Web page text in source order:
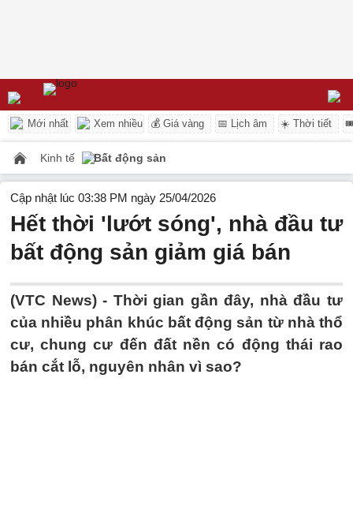
Mới nhất Xem nhiều 💰 Giá vàng 📅 Lịch âm ☀️ Thời tiết
Kinh tế Bất động sản
Cập nhật lúc 03:38 PM ngày 25/04/2026
Hết thời 'lướt sóng', nhà đầu tư
bất động sản giảm giá bán
(VTC News) - Thời gian gần đây, nhà đầu tư
của nhiều phân khúc bất động sản từ nhà thổ
cư, chung cư đến đất nền có động thái rao
bán cắt lỗ, nguyên nhân vì sao?